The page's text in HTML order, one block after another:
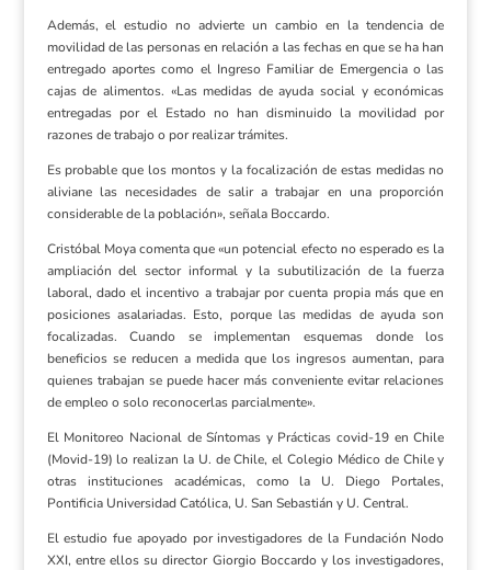
Además, el estudio no advierte un cambio en la tendencia de
movilidad de las personas en relación a las fechas en que se ha han
entregado aportes como el Ingreso Familiar de Emergencia o las
cajas de alimentos. «Las medidas de ayuda social y económicas
entregadas por el Estado no han disminuido la movilidad por
razones de trabajo o por realizar trámites.
Es probable que los montos y la focalización de estas medidas no
aliviane las necesidades de salir a trabajar en una proporción
considerable de la población», señala Boccardo.
Cristóbal Moya comenta que «un potencial efecto no esperado es la
ampliación del sector informal y la subutilización de la fuerza
laboral, dado el incentivo a trabajar por cuenta propia más que en
posiciones asalariadas. Esto, porque las medidas de ayuda son
focalizadas. Cuando se implementan esquemas donde los
beneficios se reducen a medida que los ingresos aumentan, para
quienes trabajan se puede hacer más conveniente evitar relaciones
de empleo o solo reconocerlas parcialmente».
El Monitoreo Nacional de Síntomas y Prácticas covid-19 en Chile
(Movid-19) lo realizan la U. de Chile, el Colegio Médico de Chile y
otras instituciones académicas, como la U. Diego Portales,
Pontificia Universidad Católica, U. San Sebastián y U. Central.
El estudio fue apoyado por investigadores de la Fundación Nodo
XXI, entre ellos su director Giorgio Boccardo y los investigadores,